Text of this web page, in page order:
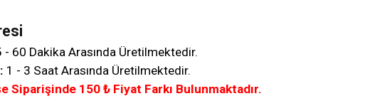
- 60 Dakika Arasında Üretilmektedir.
1 - 3 Saat Arasında Üretilmektedir.
Siparişinde 150 ₺ Fiyat Farkı Bulunmaktadır.